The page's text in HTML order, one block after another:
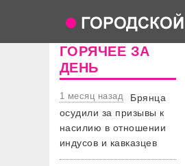
ГОРЯЧЕЕ ЗА
ДЕНЬ
1 месяц назад
Брянца
осудили за призывы к
насилию в отношении
индусов и кавказцев